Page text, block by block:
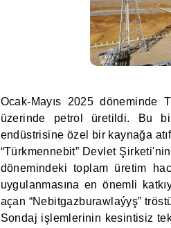
Ocak-Mayıs 2025 döneminde
üzerinde petrol üretildi. Bu
endüstrisine özel bir kaynağa
“Türkmennebit” Devlet
dönemindeki toplam üretim
uygulanmasına en önemli
açan “Nebitgazburawlaýyş”
Sondaj işlemlerinin kesintisiz